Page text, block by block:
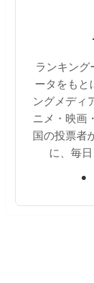
ランキン
ータをもと
ングメディ
ニメ・映画
国の投票者
に、毎